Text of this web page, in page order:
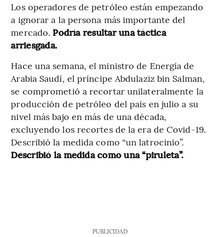
Los operadores de petróleo están empezando
a ignorar a la persona más importante del
mercado. Podría resultar una táctica
arriesgada.
Hace una semana, el ministro de Energía de
Arabia Saudí, el príncipe Abdulaziz bin Salman,
se comprometió a recortar unilateralmente la
producción de petróleo del país en julio a su
nivel más bajo en más de una década,
excluyendo los recortes de la era de Covid-19.
Describió la medida como “un latrocinio”.
Describió la medida como una “piruleta”.
PUBLICIDAD